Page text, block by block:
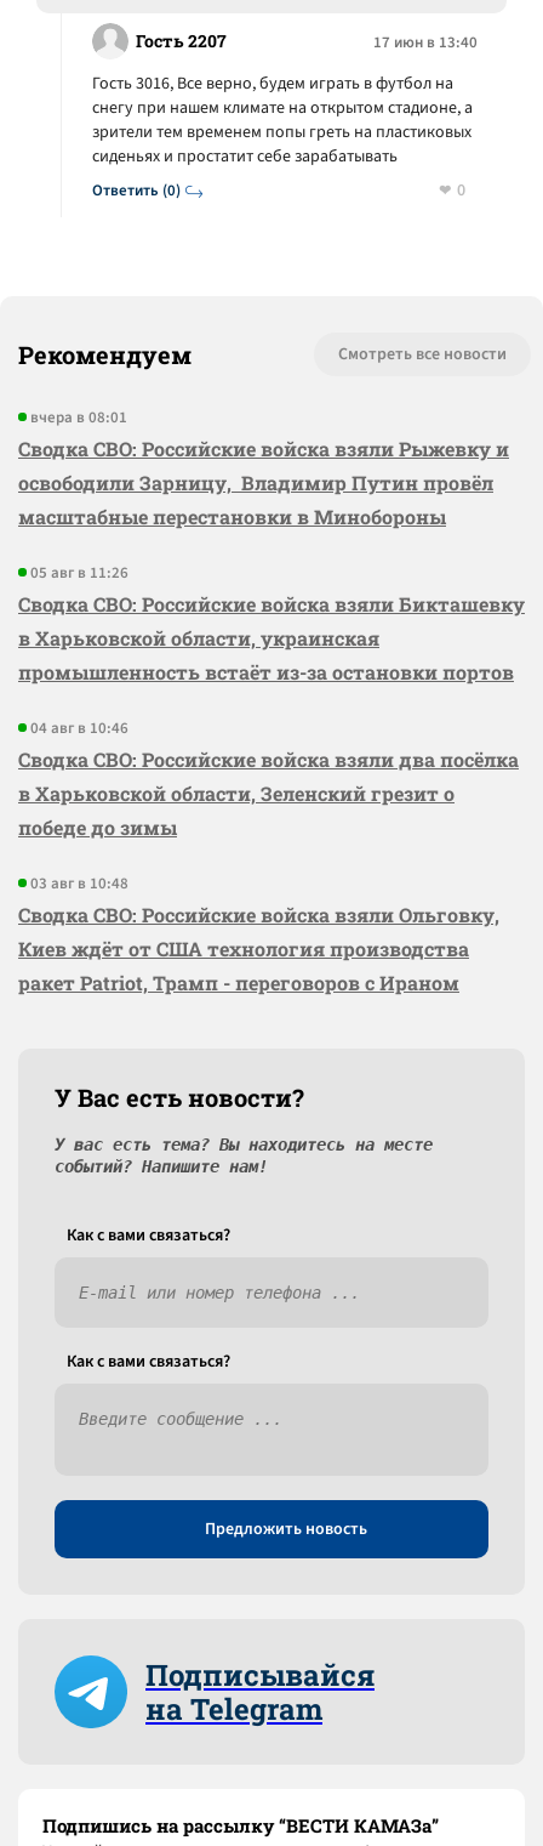
Гость 2207 17 июн в 13:40
Ответить (0)
Гость 3016, Все верно, будем играть в футбол на
снегу при нашем климате на открытом стадионе, а
зрители тем временем попы греть на пластиковых
сиденьях и простатит себе зарабатывать
0
Рекомендуем Смотреть все новости
вчера в 08:01
Сводка СВО: Российские войска взяли Рыжевку и
освободили Зарницу, Владимир Путин провёл
масштабные перестановки в Минобороны
05 авг в 11:26
Сводка СВО: Российские войска взяли Бикташевку
в Харьковской области, украинская
промышленность встаёт из-за остановки портов
04 авг в 10:46
Сводка СВО: Российские войска взяли два посёлка
в Харьковской области, Зеленский грезит о
победе до зимы
03 авг в 10:48
Сводка СВО: Российские войска взяли Ольговку,
Киев ждёт от США технология производства
ракет Patriot, Трамп - переговоров с Ираном
У Вас есть новости?
У вас есть тема? Вы находитесь на месте
событий? Напишите нам!
Как c вами связаться?
Как c вами связаться?
Предложить новость
Подписывайся
на Telegram
Подпишись на рассылку “ВЕСТИ КАМАЗа”